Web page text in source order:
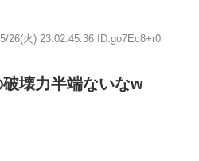
26(火) 23:02:45.36 ID:go7Ec8+r0
壊力半端ないなw